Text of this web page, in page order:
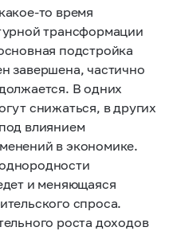
время
трансформации
подстройка
завершена, частично
В одних
снижаться, в других
влиянием
в экономике.
и меняющаяся
спроса.
роста доходов